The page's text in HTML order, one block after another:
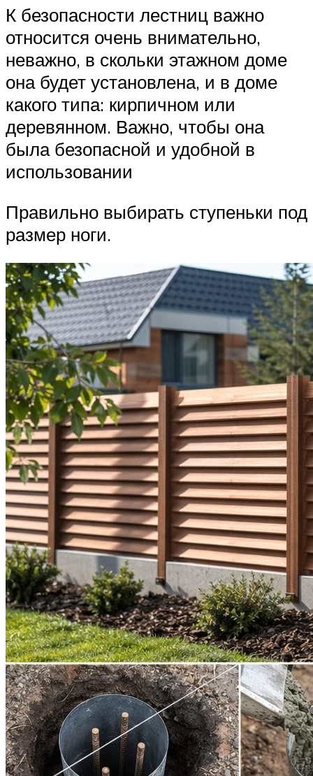
К безопасности лестниц важно
относится очень внимательно,
неважно, в скольки этажном доме
она будет установлена, и в доме
какого типа: кирпичном или
деревянном. Важно, чтобы она
была безопасной и удобной в
использовании
Правильно выбирать ступеньки под
размер ноги.